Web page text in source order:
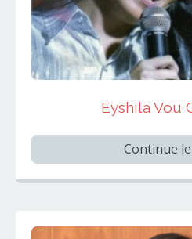
Eyshila Vou
Continue